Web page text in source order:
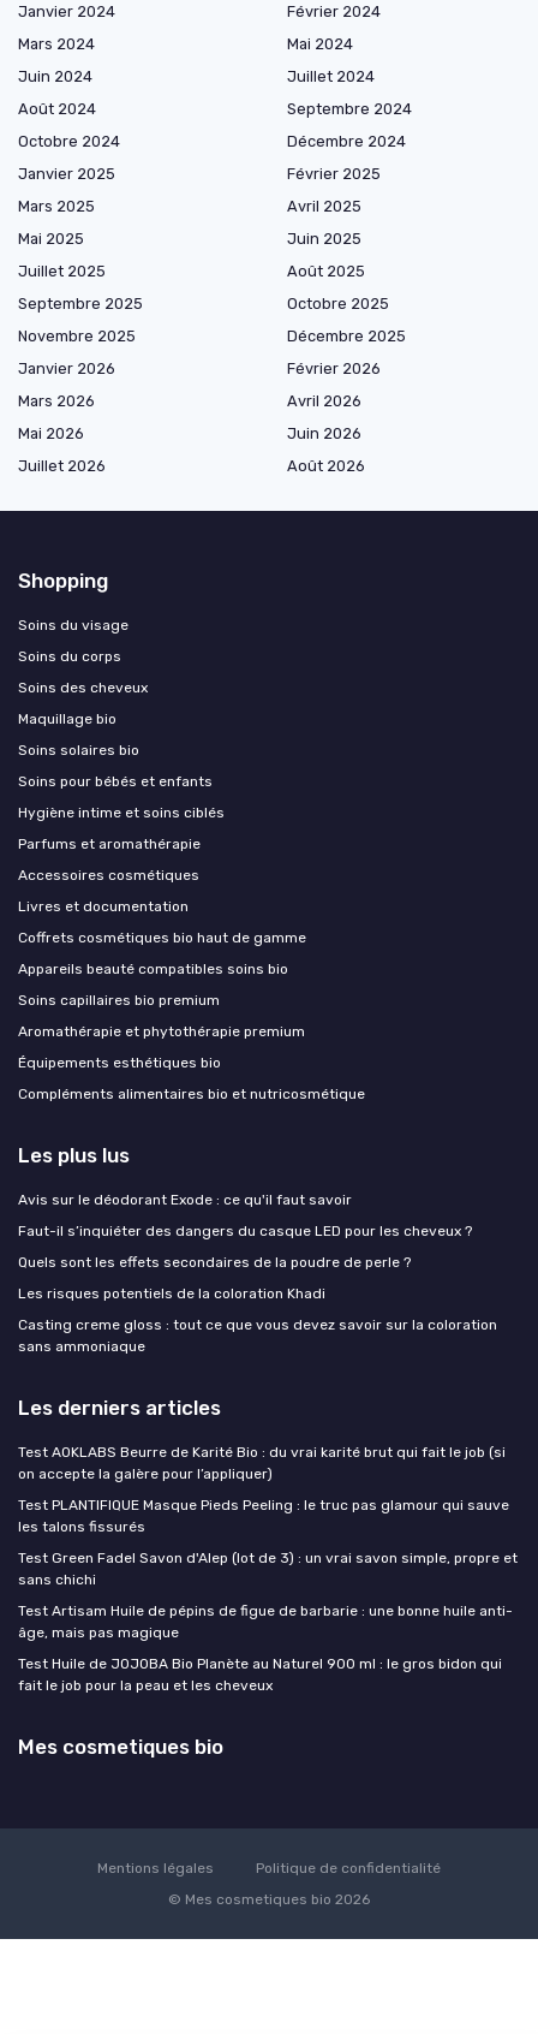
Janvier 2024
Février 2024
Mars 2024
Mai 2024
Juin 2024
Juillet 2024
Août 2024
Septembre 2024
Octobre 2024
Décembre 2024
Janvier 2025
Février 2025
Mars 2025
Avril 2025
Mai 2025
Juin 2025
Juillet 2025
Août 2025
Septembre 2025
Octobre 2025
Novembre 2025
Décembre 2025
Janvier 2026
Février 2026
Mars 2026
Avril 2026
Mai 2026
Juin 2026
Juillet 2026
Août 2026
Shopping
Soins du visage
Soins du corps
Soins des cheveux
Maquillage bio
Soins solaires bio
Soins pour bébés et enfants
Hygiène intime et soins ciblés
Parfums et aromathérapie
Accessoires cosmétiques
Livres et documentation
Coffrets cosmétiques bio haut de gamme
Appareils beauté compatibles soins bio
Soins capillaires bio premium
Aromathérapie et phytothérapie premium
Équipements esthétiques bio
Compléments alimentaires bio et nutricosmétique
Les plus lus
Avis sur le déodorant Exode : ce qu'il faut savoir
Faut-il s’inquiéter des dangers du casque LED pour les cheveux ?
Quels sont les effets secondaires de la poudre de perle ?
Les risques potentiels de la coloration Khadi
Casting creme gloss : tout ce que vous devez savoir sur la coloration
sans ammoniaque
Les derniers articles
Test AOKLABS Beurre de Karité Bio : du vrai karité brut qui fait le job (si
on accepte la galère pour l’appliquer)
Test PLANTIFIQUE Masque Pieds Peeling : le truc pas glamour qui sauve
les talons fissurés
Test Green Fadel Savon d'Alep (lot de 3) : un vrai savon simple, propre et
sans chichi
Test Artisam Huile de pépins de figue de barbarie : une bonne huile anti-
âge, mais pas magique
Test Huile de JOJOBA Bio Planète au Naturel 900 ml : le gros bidon qui
fait le job pour la peau et les cheveux
Mes cosmetiques bio
Mentions légales
Politique de confidentialité
© Mes cosmetiques bio 2026